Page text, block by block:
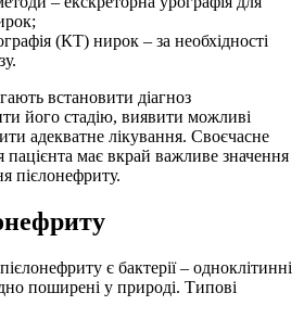
(КТ) нирок – за необхідності
встановити діагноз
його стадію, виявити можливі
адекватне лікування. Своєчасне
має вкрай важливе значення
пієлонефриту.
є бактерії – одноклітинні
поширені у природі. Типові